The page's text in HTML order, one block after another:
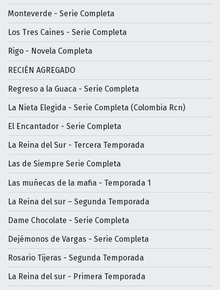
Monteverde - Serie Completa
Los Tres Caines - Serie Completa
Rigo - Novela Completa
RECIÉN AGREGADO
Regreso a la Guaca - Serie Completa
La Nieta Elegida - Serie Completa (Colombia Rcn)
El Encantador - Serie Completa
La Reina del Sur - Tercera Temporada
Las de Siempre Serie Completa
Las muñecas de la mafia - Temporada 1
La Reina del sur – Segunda Temporada
Dame Chocolate - Serie Completa
Dejémonos de Vargas - Serie Completa
Rosario Tijeras - Segunda Temporada
La Reina del sur - Primera Temporada